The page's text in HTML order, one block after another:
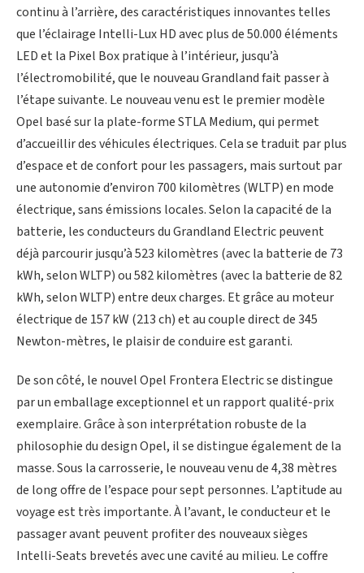
continu à l’arrière, des caractéristiques innovantes telles
que l’éclairage Intelli-Lux HD avec plus de 50.000 éléments
LED et la Pixel Box pratique à l’intérieur, jusqu’à
l’électromobilité, que le nouveau Grandland fait passer à
l’étape suivante. Le nouveau venu est le premier modèle
Opel basé sur la plate-forme STLA Medium, qui permet
d’accueillir des véhicules électriques. Cela se traduit par plus
d’espace et de confort pour les passagers, mais surtout par
une autonomie d’environ 700 kilomètres (WLTP) en mode
électrique, sans émissions locales. Selon la capacité de la
batterie, les conducteurs du Grandland Electric peuvent
déjà parcourir jusqu’à 523 kilomètres (avec la batterie de 73
kWh, selon WLTP) ou 582 kilomètres (avec la batterie de 82
kWh, selon WLTP) entre deux charges. Et grâce au moteur
électrique de 157 kW (213 ch) et au couple direct de 345
Newton-mètres, le plaisir de conduire est garanti.
De son côté, le nouvel Opel Frontera Electric se distingue
par un emballage exceptionnel et un rapport qualité-prix
exemplaire. Grâce à son interprétation robuste de la
philosophie du design Opel, il se distingue également de la
masse. Sous la carrosserie, le nouveau venu de 4,38 mètres
de long offre de l’espace pour sept personnes. L’aptitude au
voyage est très importante. À l’avant, le conducteur et le
passager avant peuvent profiter des nouveaux sièges
Intelli-Seats brevetés avec une cavité au milieu. Le coffre